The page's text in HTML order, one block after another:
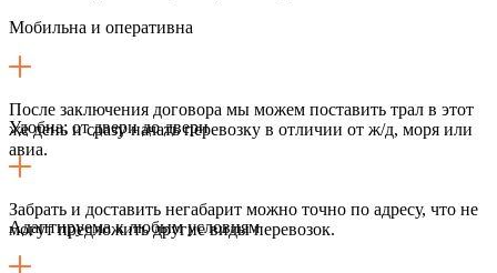
Мобильна и оперативна
После заключения договора мы можем поставить трал в этот
же день и сразу начать перевозку в отличии от ж/д, моря или
авиа.
Удобна: от двери до двери
Забрать и доставить негабарит можно точно по адресу, что не
могут предложить другие виды перевозок.
Адаптируема к любым условиям